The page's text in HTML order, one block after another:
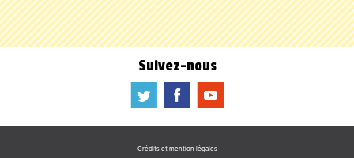
Suivez-nous
a b f
Crédits et mention légales